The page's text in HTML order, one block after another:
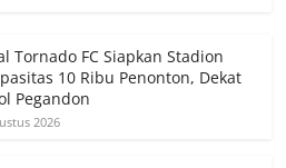
Tornado FC Siapkan Stadion
10 Ribu Penonton, Dekat
Pegandon
2026